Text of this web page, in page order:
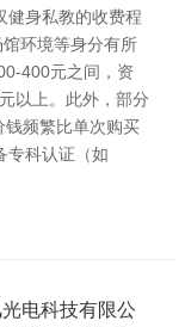
健身私教的收费程
环境等身分有所
400元之间，资
以上。此外，部分
频繁比单次购买
专科认证（如
电科技有限公